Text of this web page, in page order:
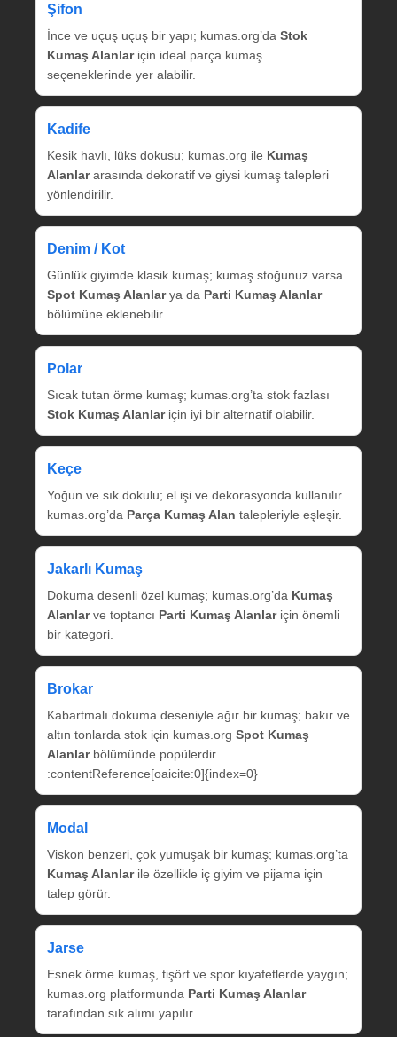
Şifon
İnce ve uçuş uçuş bir yapı; kumas.org’da Stok
Kumaş Alanlariçin ideal parça kumaş
seçeneklerinde yer alabilir.
Kadife
Kesik havlı, lüks dokusu; kumas.org ile Kumaş
Alanlararasında dekoratif ve giysi kumaş talepleri
yönlendirilir.
Denim / Kot
Günlük giyimde klasik kumaş; kumaş stoğunuz varsa
Spot Kumaş Alanlarya da Parti Kumaş Alanlar
bölümüne eklenebilir.
Polar
Sıcak tutan örme kumaş; kumas.org’ta stok fazlası
Stok Kumaş Alanlariçin iyi bir alternatif olabilir.
Keçe
Yoğun ve sık dokulu; el işi ve dekorasyonda kullanılır.
kumas.org’da Parça Kumaş Alan talepleriyle eşleşir.
Jakarlı Kumaş
Dokuma desenli özel kumaş; kumas.org’da Kumaş
Alanlarve toptancı Parti Kumaş Alanlariçin önemli
bir kategori.
Brokar
Kabartmalı dokuma deseniyle ağır bir kumaş; bakır ve
altın tonlarda stok için kumas.org Spot Kumaş
Alanlarbölümünde popülerdir.
:contentReference[oaicite:0]{index=0}
Modal
Viskon benzeri, çok yumuşak bir kumaş; kumas.org’ta
Kumaş Alanlarile özellikle iç giyim ve pijama için
talep görür.
Jarse
Esnek örme kumaş, tişört ve spor kıyafetlerde yaygın;
kumas.org platformunda Parti Kumaş Alanlar
tarafından sık alımı yapılır.